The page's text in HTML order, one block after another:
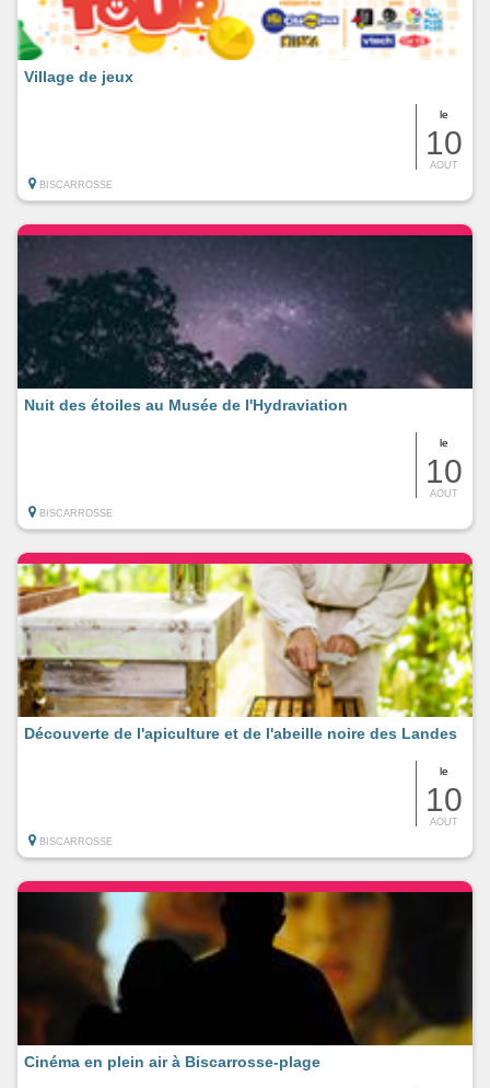
le
10
AOUT
Village de jeux
BISCARROSSE
le
10
AOUT
Nuit des étoiles au Musée de l'Hydraviation
BISCARROSSE
le
10
AOUT
Découverte de l'apiculture et de l'abeille noire des Landes
BISCARROSSE
Cinéma en plein air à Biscarrosse-plage